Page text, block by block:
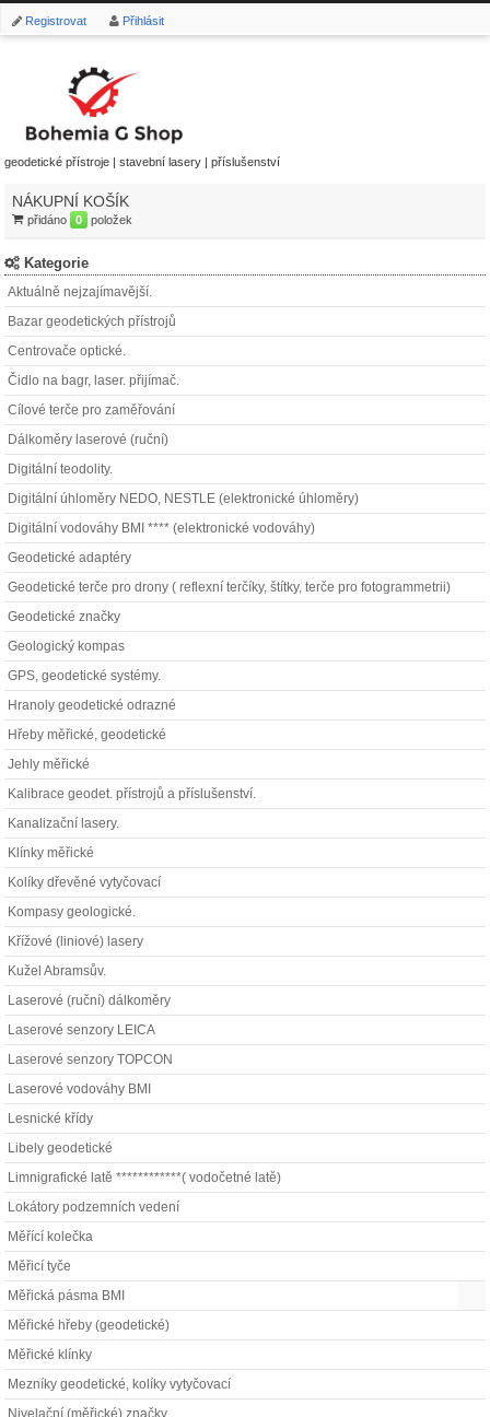
Registrovat Přihlásit
geodetické přístroje | stavební lasery | příslušenství
NÁKUPNÍ KOŠÍK
přidáno 0 položek
Kategorie
Aktuálně nejzajímavější.
Bazar geodetických přístrojů
Centrovače optické.
Čidlo na bagr, laser. přijímač.
Cílové terče pro zaměřování
Dálkoměry laserové (ruční)
Digitální teodolity.
Digitální úhloměry NEDO, NESTLE (elektronické úhloměry)
Digitální vodováhy BMI **** (elektronické vodováhy)
Geodetické adaptéry
Geodetické terče pro drony ( reflexní terčíky, štítky, terče pro fotogrammetrii)
Geodetické značky
Geologický kompas
GPS, geodetické systémy.
Hranoly geodetické odrazné
Hřeby měřické, geodetické
Jehly měřické
Kalibrace geodet. přístrojů a příslušenství.
Kanalizační lasery.
Klínky měřické
Kolíky dřevěné vytyčovací
Kompasy geologické.
Křížové (liniové) lasery
Kužel Abramsův.
Laserové (ruční) dálkoměry
Laserové senzory LEICA
Laserové senzory TOPCON
Laserové vodováhy BMI
Lesnické křídy
Libely geodetické
Limnigrafické latě ************( vodočetné latě)
Lokátory podzemních vedení
Měřící kolečka
Měřicí tyče
Měřická pásma BMI
Měřické hřeby (geodetické)
Měřické klínky
Mezníky geodetické, kolíky vytyčovací
Nivelační (měřické) značky